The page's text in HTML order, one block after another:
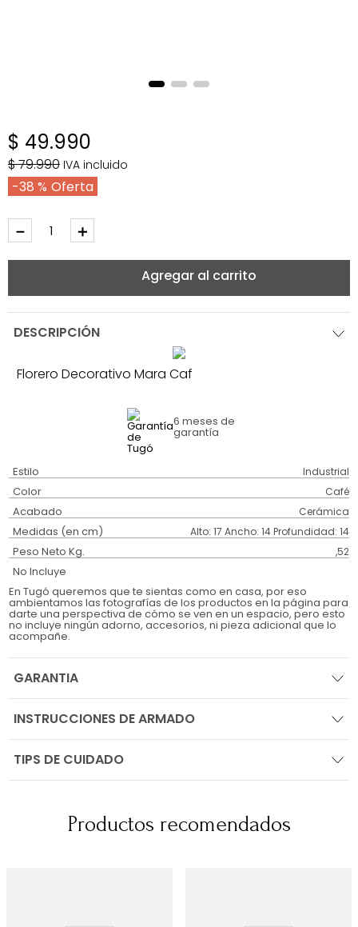
$ 49.990
$79.990 IVA incluido
38 %
＋
－
Agregar al carrito
DESCRIPCIÓN
Florero Decorativo Mara Caf
6 meses de
garantía
Estilo Industrial
Color Café
Acabado Cerámica
Medidas (en cm) Alto: 17 Ancho: 14 Profundidad: 14
Peso Neto Kg. ,52
No Incluye
En Tugó queremos que te sientas como en casa, por eso
ambientamos las fotografías de los productos en la página para
darte una perspectiva de cómo se ven en un espacio, pero esto
no incluye ningún adorno, accesorios, ni pieza adicional que lo
acompañe.
GARANTIA
INSTRUCCIONES DE ARMADO
TIPS DE CUIDADO
Productos recomendados